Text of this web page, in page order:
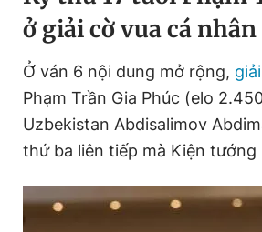
ở giải cờ vua cá
Ở ván 6 nội dung mở rộng,
Phạm Trần Gia Phúc (elo
Uzbekistan Abdisalimov
thứ ba liên tiếp mà Kiện tướng